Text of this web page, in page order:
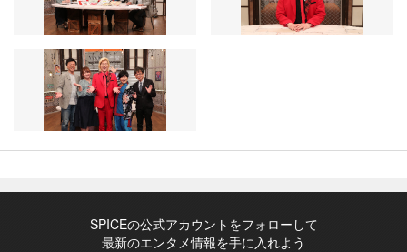
SPICEの公式アカウントをフォローして
最新のエンタメ情報を手に入れよう